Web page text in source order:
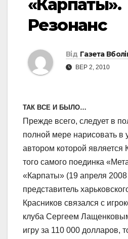
«Карпаты».
Резонанс
Від Газета
ВЕР 2, 2010
ТАК ВСЕ И БЫЛО…
Прежде всего, следует в
полной мере нарисовать в
автором которой является
того самого поединка
«Карпаты» (19 апреля 2008
представитель
Красников связался с
клуба Сергеем
игру за 110 000 долларов,